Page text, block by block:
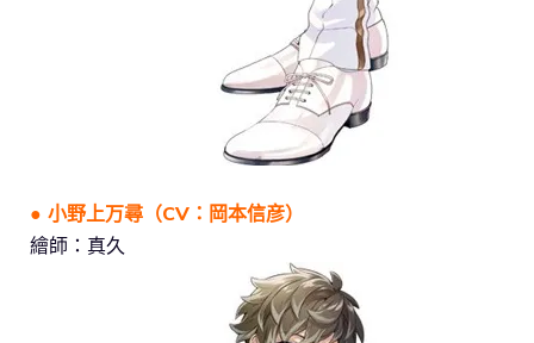
● 小野上万尋（CV：岡本信彦）
繪師：真久